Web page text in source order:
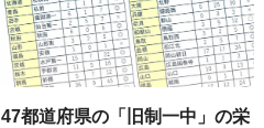
47都道府県の「旧制一中」の栄